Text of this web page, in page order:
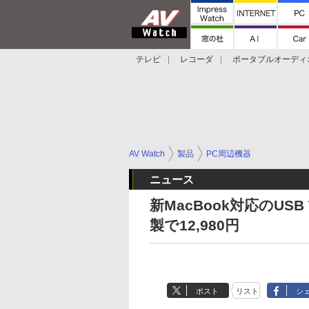
テレビ レコーダ
ポータブルオーディ
AV Watch 製品 PC周辺機器
ニュース
新MacBook対応の
製で12,980円
ポスト リスト シ